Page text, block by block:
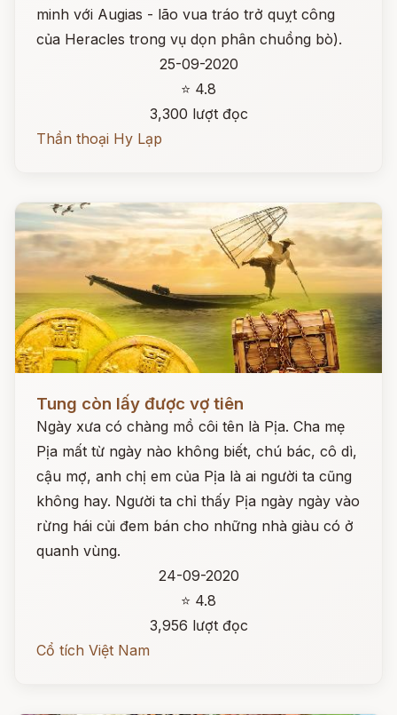
minh với Augias - lão vua tráo trở quỵt công
của Heracles trong vụ dọn phân chuồng bò).
25-09-2020
⭐ 4.8
3,300 lượt đọc
Thần thoại Hy Lạp
Tung còn lấy được vợ tiên
Ngày xưa có chàng mồ côi tên là Pịa. Cha mẹ
Pịa mất từ ngày nào không biết, chú bác, cô dì,
cậu mợ, anh chị em của Pịa là ai người ta cũng
không hay. Người ta chỉ thấy Pịa ngày ngày vào
rừng hái củi đem bán cho những nhà giàu có ở
quanh vùng.
24-09-2020
⭐ 4.8
3,956 lượt đọc
Cổ tích Việt Nam